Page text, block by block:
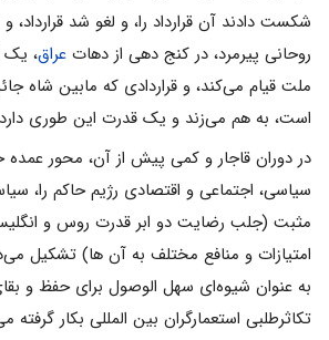
شکست دادند آن قرارداد را، و لغو شد
روحانی پیرمرد، در کنج دهی از دهات عراق، یک
ملت قیام می‌کند، و قراردادی که مابین شاه
است، به هم می‌زند و یک قدرت این طوری
در دوران قاجار و کمی ‌پیش از آن، محور
سیاسی، اجتماعی و اقتصادی رژیم حاکم را،
مثبت (جلب رضایت دو ابر قدرت روس و
امتیازات و منافع مختلف به آن ها) تشکیل
به عنوان شیوه‌ای سهل الوصول برای حفظ و
تکاثرطلبی استعمارگران بین المللی بکار